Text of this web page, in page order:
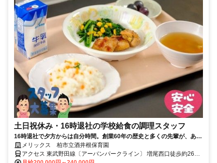
土日祝休み・16時退社の学校給食の調理スタッフ
16時退社で夕方からは自分時間。創業60年の歴史と多くの先輩が、あな
たをしっかりサポートします！
メリックス 柏市立酒井根保育園
アクセス 東武野田線〔アーバンパークライン〕 増尾西口徒歩約26